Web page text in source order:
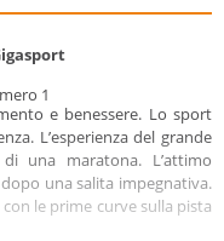
1
e benessere. Lo sport
L’esperienza del grande
una maratona. L’attimo
una salita impegnativa.
le prime curve sulla pista